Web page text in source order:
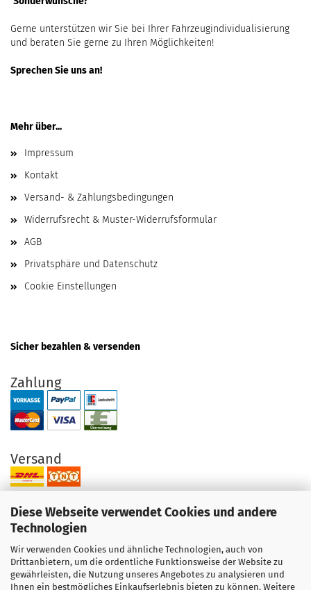
Diese Webseite verwendet Cookies und andere
Technologien
Wir verwenden Cookies und ähnliche Technologien, auch von
Drittanbietern, um die ordentliche Funktionsweise der Website zu
gewährleisten, die Nutzung unseres Angebotes zu analysieren und
Ihnen ein bestmögliches Einkaufserlebnis bieten zu können. Weitere
Gerne unterstützen wir Sie bei Ihrer Fahrzeugindividualisierung
und beraten Sie gerne zu Ihren Möglichkeiten!
Sprechen Sie uns an!
Mehr über...
Impressum
Kontakt
Versand- & Zahlungsbedingungen
Widerrufsrecht & Muster-Widerrufsformular
AGB
Privatsphäre und Datenschutz
Cookie Einstellungen
Sicher bezahlen & versenden
Zahlung
Versand
Ihre Vorteile bei uns
Original Produkte direkt vom Hersteller